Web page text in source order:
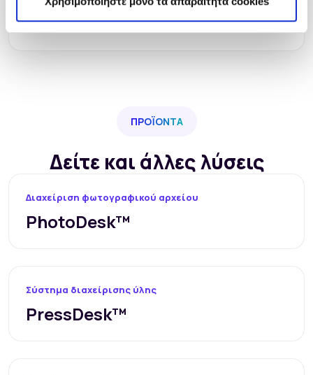
το υποστηρίζει.
ΠΡΟΪΌΝΤΑ
Δείτε και άλλες λύσεις
Διαχείριση φωτογραφικού αρχείου
PhotoDesk™
Σύστημα διαχείρισης ύλης
PressDesk™